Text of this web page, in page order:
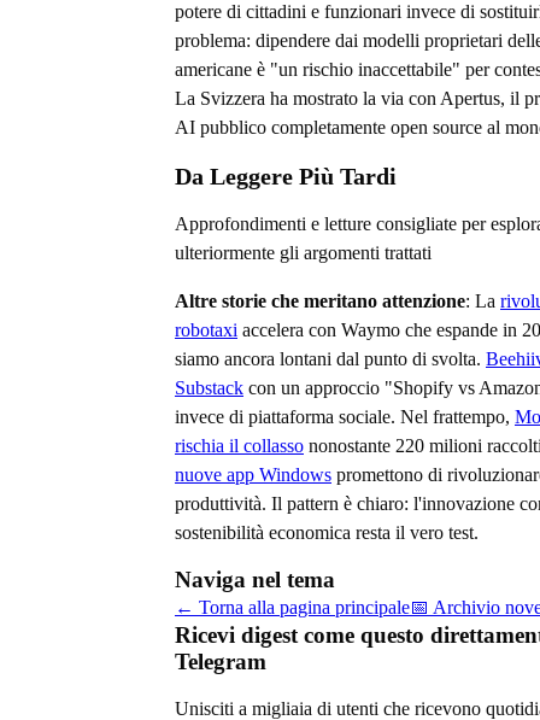
potere di cittadini e funzionari invece di
problema: dipendere dai modelli proprietari
americane è "un rischio inaccettabile" per
La Svizzera ha mostrato la via con Apertus, il
AI pubblico completamente open source al
Da Leggere Più Tardi
Approfondimenti e letture consigliate per
ulteriormente gli argomenti trattati
Altre storie che meritano attenzione: La
robotaxi accelera con Waymo che espande in
siamo ancora lontani dal punto di svolta.
Substack con un approccio "Shopify vs
invece di piattaforma sociale. Nel frattempo,
rischia il collasso nonostante 220 milioni
nuove app Windows promettono di
produttività. Il pattern è chiaro: l'innovazione
sostenibilità economica resta il vero test.
Naviga nel tema
← Torna alla pagina principale📅 Archivio
Ricevi digest come questo
Telegram
Unisciti a migliaia di utenti che ricevono